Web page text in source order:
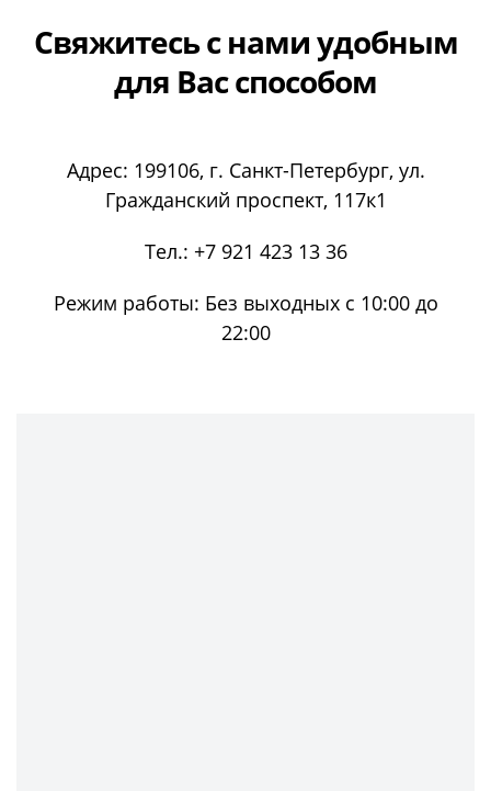
Свяжитесь с намиудобным
для Вас способом
Адрес: 199106, г. Санкт-Петербург, ул.
Гражданский проспект, 117к1
Тел.: +7 921 423 13 36
Режим работы: Без выходных с 10:00 до
22:00